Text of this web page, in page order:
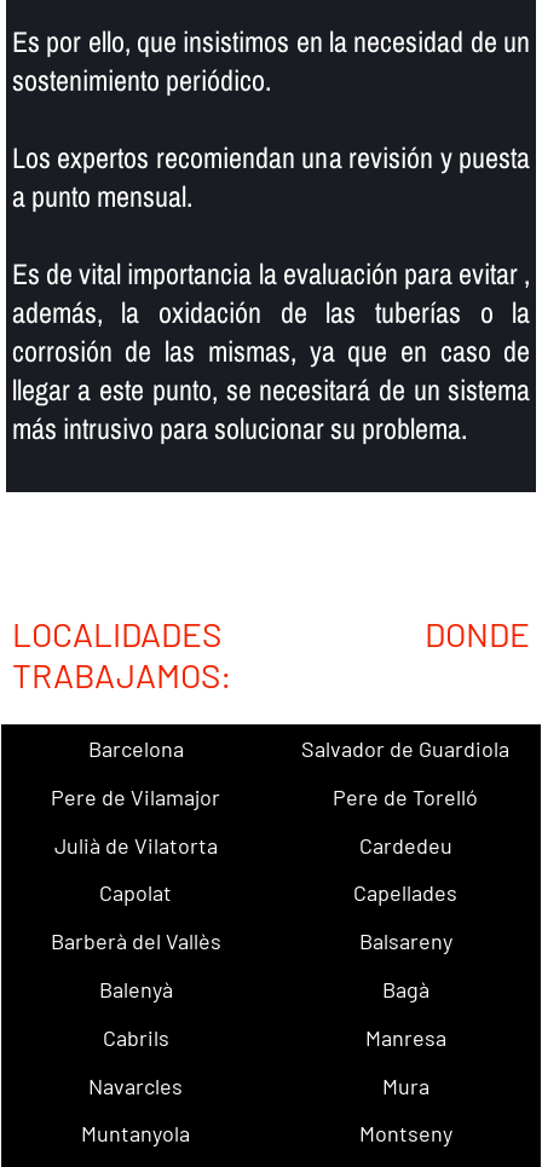
Es por ello, que insistimos en la necesidad de un
sostenimiento periódico.
Los expertos recomiendan una revisión y puesta
a punto mensual.
Es de vital importancia la evaluación para evitar ,
además, la oxidación de las tuberí­as o la
corrosión de las mismas, ya que en caso de
llegar a este punto, se necesitará de un sistema
más intrusivo para solucionar su problema.
LOCALIDADES DONDE
TRABAJAMOS:
Barcelona
Salvador de Guardiola
Pere de Vilamajor
Pere de Torelló
Julià de Vilatorta
Cardedeu
Capolat
Capellades
Barberà del Vallès
Balsareny
Balenyà
Bagà
Cabrils
Manresa
Navarcles
Mura
Muntanyola
Montseny